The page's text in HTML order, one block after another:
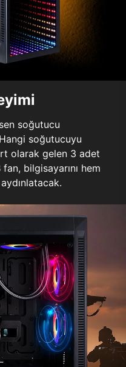
soğutucu
soğutucuyu
olarak gelen 3 adet
bilgisayarını hem